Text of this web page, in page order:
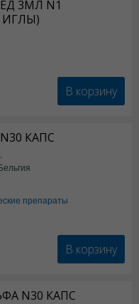
3МЛ N1
В корзину
КАПС
препараты
В корзину
N30 КАПС